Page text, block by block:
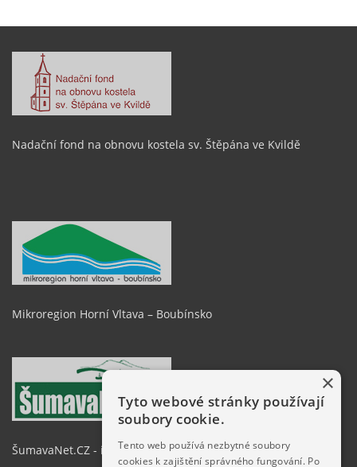
Nadační fond na obnovu kostela sv. Štěpána ve Kvildě
Mikroregion Horní Vltava – Boubínsko
ŠumavaNet.CZ - informace o regionu
×
Tyto webové stránky používají
soubory cookie.
Tento web používá nezbytné soubory
cookies k zajištění správného fungování. Po